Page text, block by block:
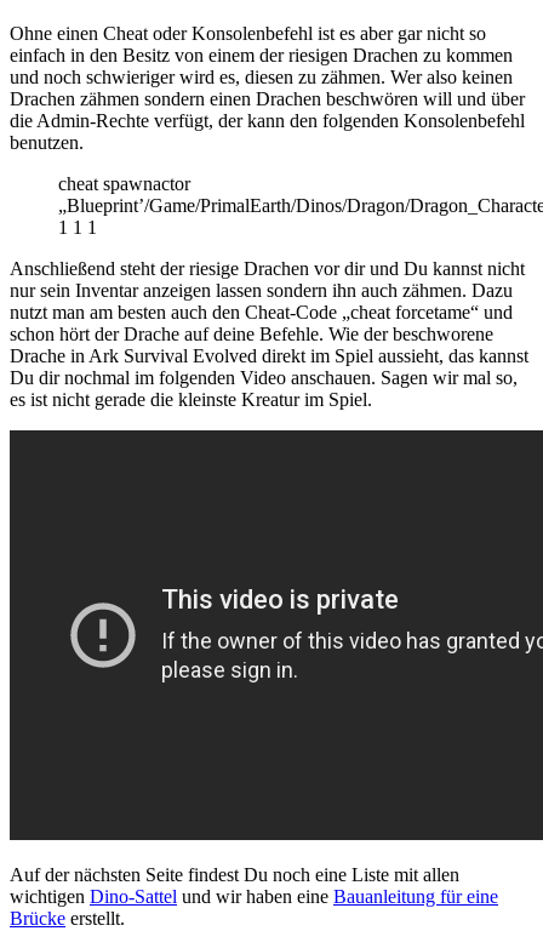
Ohne einen Cheat oder Konsolenbefehl ist es aber gar nicht so
einfach in den Besitz von einem der riesigen Drachen zu kommen
und noch schwieriger wird es, diesen zu zähmen. Wer also keinen
Drachen zähmen sondern einen Drachen beschwören will und über
die Admin-Rechte verfügt, der kann den folgenden Konsolenbefehl
benutzen.
cheat spawnactor
„Blueprint’/Game/PrimalEarth/Dinos/Dragon/
1 1 1
Anschließend steht der riesige Drachen vor dir und Du kannst nicht
nur sein Inventar anzeigen lassen sondern ihn auch zähmen. Dazu
nutzt man am besten auch den Cheat-Code „cheat forcetame“ und
schon hört der Drache auf deine Befehle. Wie der beschworene
Drache in Ark Survival Evolved direkt im Spiel aussieht, das kannst
Du dir nochmal im folgenden Video anschauen. Sagen wir mal so,
es ist nicht gerade die kleinste Kreatur im Spiel.
Auf der nächsten Seite findest Du noch eine Liste mit allen
wichtigen Dino-Sattel und wir haben eine Bauanleitung für eine
Brücke erstellt.